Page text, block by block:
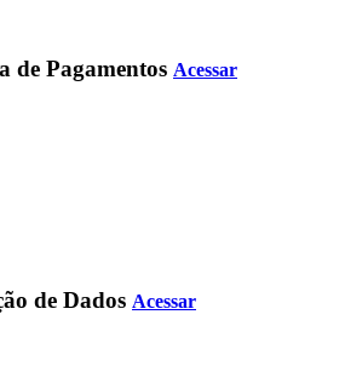
de Pagamentos Acessar
de Dados Acessar